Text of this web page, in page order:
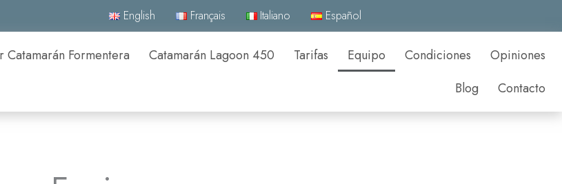
English Français Italiano Español
Catamarán Formentera Catamarán Lagoon 450 Tarifas Equipo Condiciones
Opiniones
Blog
Contacto